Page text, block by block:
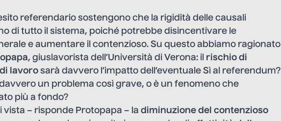
referendario sostengono che la rigidità delle causali
di tutto il sistema, poiché potrebbe disincentivare le
e aumentare il contenzioso. Su questo abbiamo ragionato
, giuslavorista dell’Università di Verona: il rischio di
lavoro sarà davvero l’impatto dell’eventuale Sì al referendum?
un problema così grave, o è un fenomeno che
più a fondo?
vista – risponde Protopapa – la diminuzione del contenzioso